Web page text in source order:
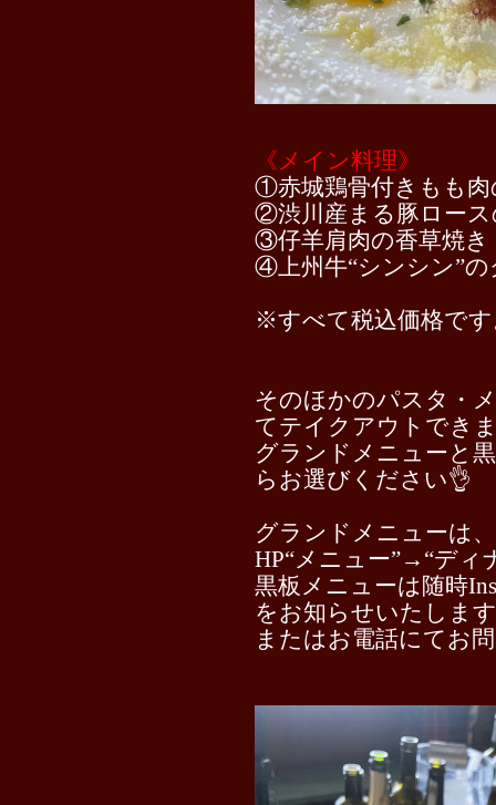
《メイン料理》
①赤城鶏骨付きもも肉
②渋川産まる豚ロー
③仔羊肩肉の香草焼き
④上州牛“シンシン”の
※すべて税込価格です
そのほかのパスタ・
てテイクアウトでき
グランドメニューと
らお選びください👌
グランドメニューは
HP“メニュー”→“ディ
黒板メニューは随時
をお知らせいたしま
またはお電話にてお